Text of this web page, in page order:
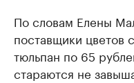
По словам Елены
поставщики цветов
тюльпан по 65
стараются не